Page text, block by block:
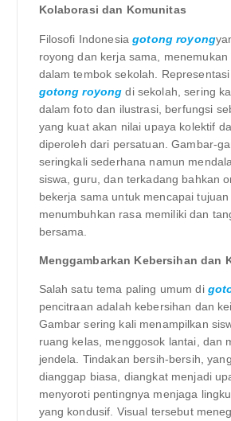
Kolaborasi dan Komunitas
Filosofi Indonesiagotong royong
royong dan kerja sama,
dalam tembok sekolah.
gotong royong di sekolah, sering
dalam foto dan ilustrasi, berfungsi
yang kuat akan nilai upaya kolektif
diperoleh dari persatuan. Gambar-
seringkali sederhana namun
siswa, guru, dan terkadang bahkan
bekerja sama untuk mencapai tujuan
menumbuhkan rasa memiliki dan
bersama.
Menggambarkan Kebersihan dan
Salah satu tema paling umum di
pencitraan adalah kebersihan dan
Gambar sering kali menampilkan
ruang kelas, menggosok lantai, dan
jendela. Tindakan bersih-bersih,
dianggap biasa, diangkat menjadi
menyoroti pentingnya menjaga
yang kondusif. Visual tersebut